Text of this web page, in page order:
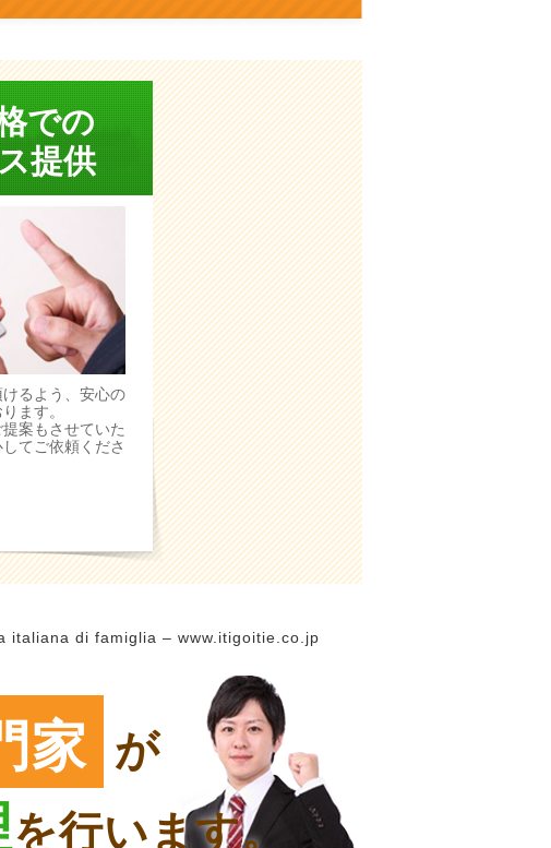
での
提供
るよう、安心の
ます。
案もさせていた
てご依頼くださ
italiana di famiglia – www.itigoitie.co.jp
家 が
を行います。